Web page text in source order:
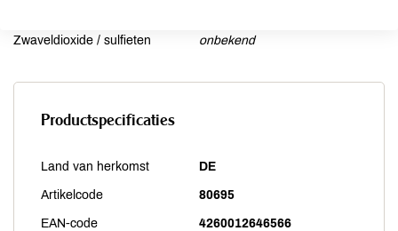
Zwaveldioxide / sulfieten
onbekend
Productspecificaties
Land van herkomst DE
Artikelcode 80695
EAN-code 4260012646566